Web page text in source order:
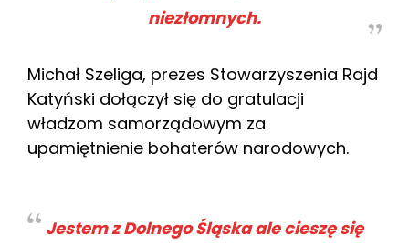
niezłomnych.
Michał Szeliga, prezes Stowarzyszenia Rajd
Katyński dołączył się do gratulacji
władzom samorządowym za
upamiętnienie bohaterów narodowych.
Jestem z Dolnego Śląska ale cieszę się